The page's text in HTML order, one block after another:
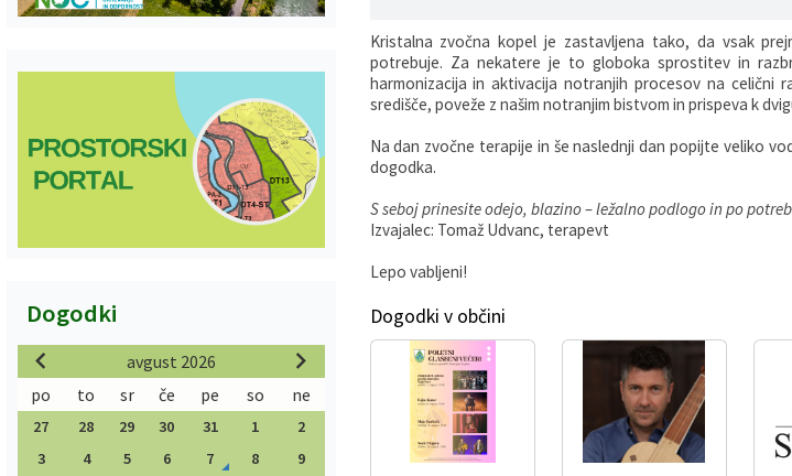
Kristalna zvočna kopel je zastavljena tako, da vsak
potrebuje. Za nekatere je to globoka sprostitev in
harmonizacija in aktivacija notranjih procesov na celični
središče, poveže z našim notranjim bistvom in prispeva k
Na dan zvočne terapije in še naslednji dan popijte veliko
dogodka.
S seboj prinesite odejo, blazino – ležalno podlogo in po
Izvajalec: Tomaž Udvanc, terapevt
Lepo vabljeni!
Dogodki v občini
Dogodki
avgust 2026
po
to sr če pe so ne
27 28 29 30 31 1
2
3
4 5 6 7 8
9